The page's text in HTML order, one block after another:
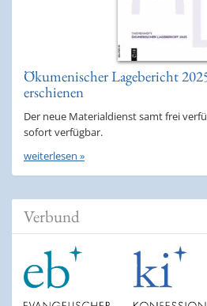
Ökumenischer Lagebericht
erschienen
Der neue Materialdienst samt frei
sofort verfügbar.
weiterlesen »
Verbund